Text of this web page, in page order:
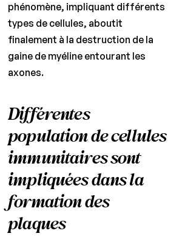
phénomène, impliquant différents
types de cellules, aboutit
finalement à la destruction de la
gaine de myéline entourant les
axones.
Différentes
population de cellules
immunitaires sont
impliquées dans la
formation des
plaques